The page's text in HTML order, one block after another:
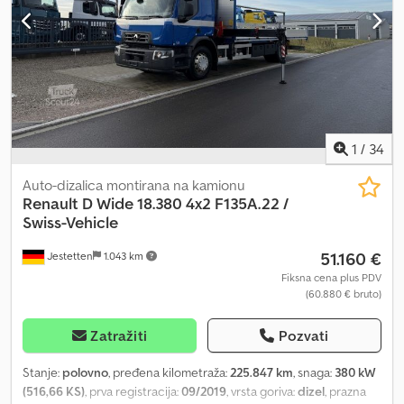
Dhollandia DHSM.20 Visina prolaza 2,65 m Ukupna dozvoljena
masa 26 t ---- Cena: kontaktirajte nas Marka rashladne jedinice:
TRI-TEMP CARRIER SUPRA 1150MT ATP oznaka: FRC Datum isteka
ATP sertifikata: Utovarivač Pregrade
14002 EH SA TRI HIDRAULIČNA PRODUŽETKA, VUČNO VOZILO.
Credpfx Apey Rm I Nj Ijf
1 / 34
Jestetten 1.043 km
Auto-dizalica montirana na kamionu
Renault D Wide 18.380 4x2 F135A.22 /
Swiss-Vehicle
51.160 €
Fiksna cena plus PDV
(60.880 € bruto)
Zatražiti Pozvati
Stanje: polovno, pređena kilometraža:225.847 km, snaga: 380 kW
(516,66 KS), prva registracija:09/2019, vrsta goriva:dizel, prazna